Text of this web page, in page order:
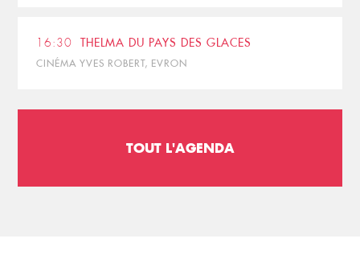
16:30 THELMA DU PAYS DES GLACES
CINÉMA YVES ROBERT, EVRON
TOUT L'AGENDA